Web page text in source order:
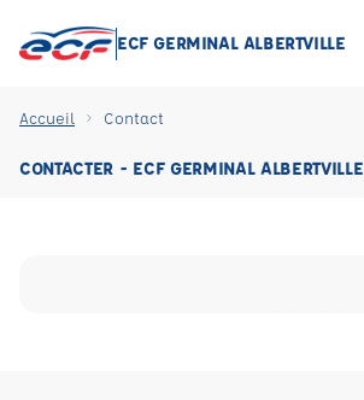
ECF GERMINAL ALBERTVILLE
Accueil Contact
CONTACTER - ECF GERMINAL ALBERTVILLE